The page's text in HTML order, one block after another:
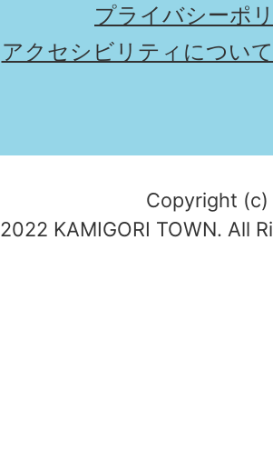
プライバシーポ
アクセシビリティについて
Copyright (c)
2022 KAMIGORI TOWN. All